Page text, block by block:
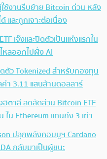
ช้งานรีบย้าย Bitcoin ด่วน หลัง
และถูกเจาะต่อเนื่อง
เจ๊งและปิดตัวเป็นแห่งแรกใน
หลออกไปฝั่ง AI
ตัว Tokenized สำหรับกองทุน
า 3.11 แสนล้านดอลลาร์
ตาลี ลดสัดส่วน Bitcoin ETF
น Ethereum แทนถึง 3 เท่า
ปลุกพลังคอมมูฯ Cardano
กลับมาเป็นผู้ชนะ